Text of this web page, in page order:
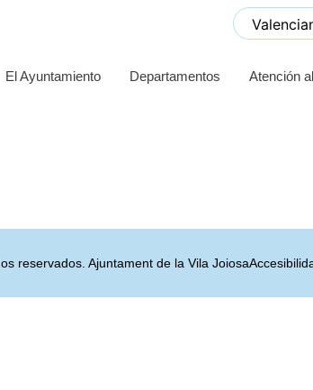
El Ayuntamiento Departamentos Atención
reservados. Ajuntament de la Vila Joiosa